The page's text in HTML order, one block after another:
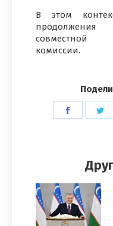
В этом
совместной
комиссии.